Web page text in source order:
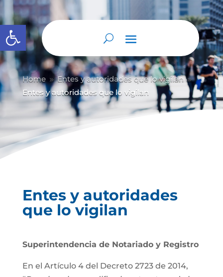
Abrir barra de herramientas
Home 9 Entes y autoridades que lo vigilan 9
Entes y autoridades que lo vigilan
Entes y autoridades
que lo vigilan
Superintendencia de Notariado y Registro
En el Artículo 4 del Decreto 2723 de 2014,